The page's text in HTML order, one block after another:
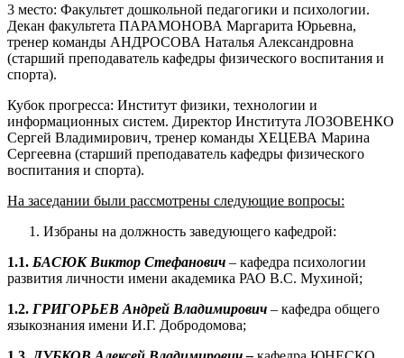
3 место: Факультет дошкольной педагогики и психологии.
Декан факультета ПАРАМОНОВА Маргарита Юрьевна,
тренер команды АНДРОСОВА Наталья Александровна
(старший преподаватель кафедры физического воспитания и
спорта).
Кубок прогресса: Институт физики, технологии и
информационных систем. Директор Института ЛОЗОВЕНКО
Сергей Владимирович, тренер команды ХЕЦЕВА Марина
Сергеевна (старший преподаватель кафедры физического
воспитания и спорта).
На заседании были рассмотрены следующие вопросы:
Избраны на должность заведующего кафедрой:
1.1. БАСЮК Виктор Стефанович – кафедра психологии
развития личности имени академика РАО В.С. Мухиной;
1.2. ГРИГОРЬЕВ Андрей Владимирович – кафедра общего
языкознания имени И.Г. Добродомова;